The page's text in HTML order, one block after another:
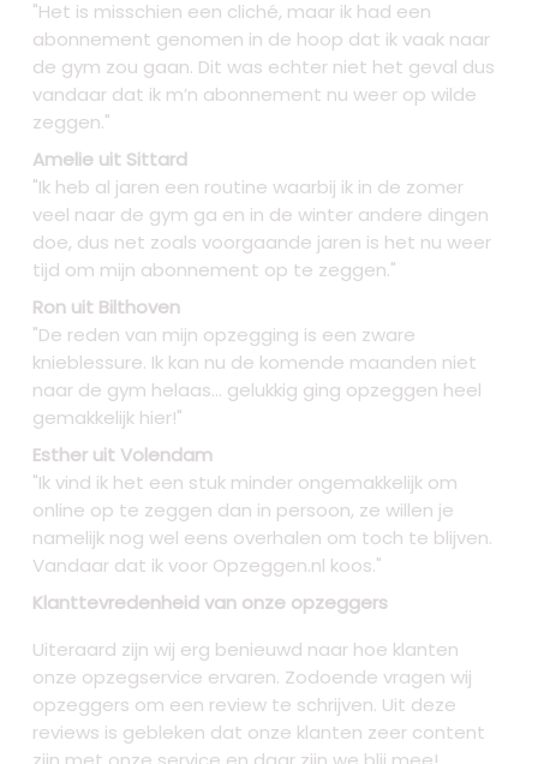
"Het is misschien een cliché, maar ik had een
abonnement genomen in de hoop dat ik vaak naar
de gym zou gaan. Dit was echter niet het geval dus
vandaar dat ik m’n abonnement nu weer op wilde
zeggen."
Amelie uit Sittard
"Ik heb al jaren een routine waarbij ik in de zomer
veel naar de gym ga en in de winter andere dingen
doe, dus net zoals voorgaande jaren is het nu weer
tijd om mijn abonnement op te zeggen."
Ron uit Bilthoven
"De reden van mijn opzegging is een zware
knieblessure. Ik kan nu de komende maanden niet
naar de gym helaas… gelukkig ging opzeggen heel
gemakkelijk hier!"
Esther uit Volendam
"Ik vind ik het een stuk minder ongemakkelijk om
online op te zeggen dan in persoon, ze willen je
namelijk nog wel eens overhalen om toch te blijven.
Vandaar dat ik voor Opzeggen.nl koos."
Klanttevredenheid van onze opzeggers
Uiteraard zijn wij erg benieuwd naar hoe klanten
onze opzegservice ervaren. Zodoende vragen wij
opzeggers om een review te schrijven. Uit deze
reviews is gebleken dat onze klanten zeer content